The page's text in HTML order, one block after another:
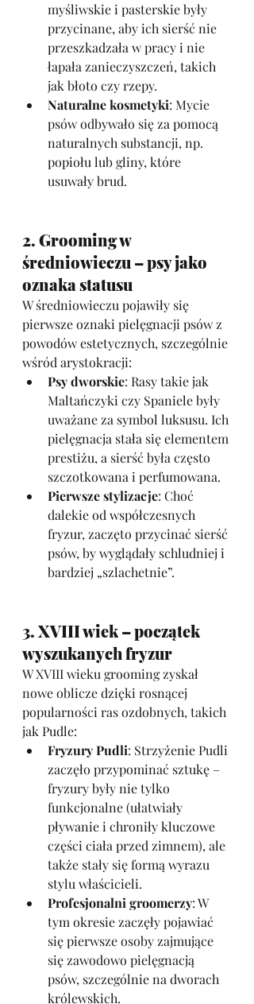
myśliwskie i pasterskie były
przycinane, aby ich sierść nie
przeszkadzała w pracy i nie
łapała zanieczyszczeń, takich
jak błoto czy rzepy.
Naturalne kosmetyki: Mycie
psów odbywało się za pomocą
naturalnych substancji, np.
popiołu lub gliny, które
usuwały brud.
2. Grooming w
średniowieczu – psy jako
oznaka statusu
W średniowieczu pojawiły się
pierwsze oznaki pielęgnacji psów z
powodów estetycznych, szczególnie
wśród arystokracji:
Psy dworskie: Rasy takie jak
Maltańczyki czy Spaniele były
uważane za symbol luksusu. Ich
pielęgnacja stała się elementem
prestiżu, a sierść była często
szczotkowana i perfumowana.
Pierwsze stylizacje: Choć
dalekie od współczesnych
fryzur, zaczęto przycinać sierść
psów, by wyglądały schludniej i
bardziej „szlachetnie”.
3. XVIII wiek – początek
wyszukanych fryzur
W XVIII wieku grooming zyskał
nowe oblicze dzięki rosnącej
popularności ras ozdobnych, takich
jak Pudle:
Fryzury Pudli: Strzyżenie Pudli
zaczęło przypominać sztukę –
fryzury były nie tylko
funkcjonalne (ułatwiały
pływanie i chroniły kluczowe
części ciała przed zimnem), ale
także stały się formą wyrazu
stylu właścicieli.
Profesjonalni groomerzy: W
tym okresie zaczęły pojawiać
się pierwsze osoby zajmujące
się zawodowo pielęgnacją
psów, szczególnie na dworach
królewskich.